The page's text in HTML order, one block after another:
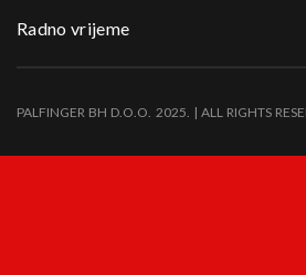
Radno vrijeme
PALFINGER BH D.O.O. 2025. | ALL RIGHTS